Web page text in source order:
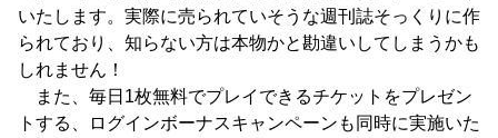
いたします。実際に売られていそうな週刊誌そっくりに作
られており、知らない方は本物かと勘違いしてしまうかも
しれません！
また、毎日1枚無料でプレイできるチケットをプレゼン
トする、ログインボーナスキャンペーンも同時に実施いた